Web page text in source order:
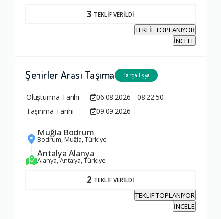
3 TEKLİF VERİLDİ
TEKLİF TOPLANIYOR
İNCELE
Şehirler Arası Taşıma Parça Eşya
Oluşturma Tarihi
06.08.2026 - 08:22:50
Taşınma Tarihi
09.09.2026
Muğla Bodrum
Bodrum, Muğla, Türkiye
Antalya Alanya
Alanya, Antalya, Türkiye
2 TEKLİF VERİLDİ
TEKLİF TOPLANIYOR
İNCELE